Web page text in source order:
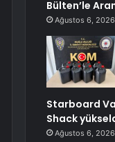
Bülten’le
Ağustos 6, 2026
Starboard
Shack
Ağustos 6, 2026